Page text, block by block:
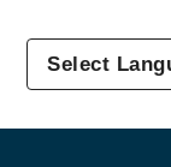
Select